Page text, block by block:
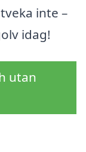
inte –
idag!
utan